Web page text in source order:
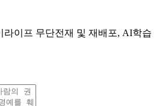
이프 무단전재 및 재배포, AI학습